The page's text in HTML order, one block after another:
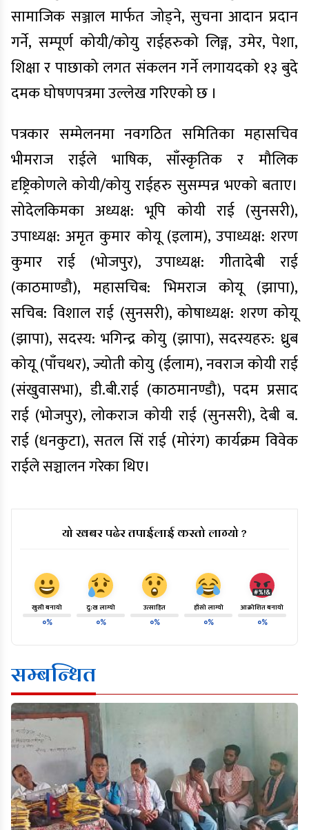
सामाजिक सञ्जाल मार्फत जोड्ने, सुचना आदान प्रदान
गर्ने, सम्पूर्ण कोयी/कोयु राईहरुको लिङ्ग, उमेर, पेशा,
शिक्षा र पाछाको लगत संकलन गर्ने लगायदको १३ बुदे
दमक घोषणपत्रमा उल्लेख गरिएको छ ।
पत्रकार सम्मेलनमा नवगठित समितिका महासचिव
भीमराज राईले भाषिक, साँस्कृतिक र मौलिक
दृष्ट्रिकोणले कोयी/कोयु राईहरु सुसम्पन्न भएको बताए।
सोदेलकिमका अध्यक्ष: भूपि कोयी राई (सुनसरी),
उपाध्यक्ष: अमृत कुमार कोयू (इलाम), उपाध्यक्ष: शरण
कुमार राई (भोजपुर), उपाध्यक्ष: गीतादेबी राई
(काठमाण्डौ), महासचिब: भिमराज कोयू (झापा),
सचिब: विशाल राई (सुनसरी), कोषाध्यक्ष: शरण कोयू
(झापा), सदस्य: भगिन्द्र कोयु (झापा), सदस्यहरु: ध्रुब
कोयू (पाँचथर), ज्योती कोयु (ईलाम), नवराज कोयी राई
(संखुवासभा), डी.बी.राई (काठमानण्डौ), पदम प्रसाद
राई (भोजपुर), लोकराज कोयी राई (सुनसरी), देबी ब.
राई (धनकुटा), सतल सिं राई (मोरंग) कार्यक्रम विवेक
राईले सञ्चालन गरेका थिए।
यो खबर पढेर तपाईलाई कस्तो लाग्यो ?
खुसी बनायो
०%
दु:ख लाग्यो
०%
उत्साहित
०%
हाँसो लाग्यो
०%
आक्रोशित बनायो
०%
सम्बन्धित